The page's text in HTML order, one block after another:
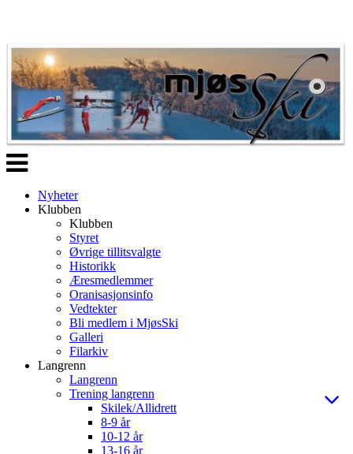
Veksle
navigasjon
Nyheter
Klubben
Klubben
Styret
Øvrige tillitsvalgte
Historikk
Æresmedlemmer
Oranisasjonsinfo
Vedtekter
Bli medlem i MjøsSki
Galleri
Filarkiv
Langrenn
Langrenn
Trening langrenn
Skilek/Allidrett
8-9 år
10-12 år
13-16 år